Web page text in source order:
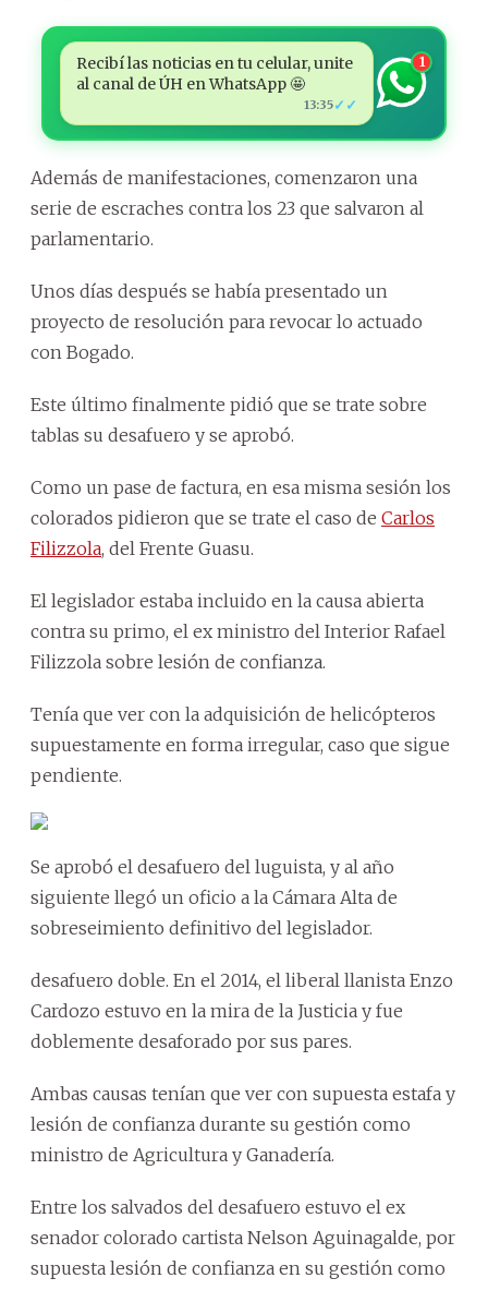
Recibí las noticias en tu celular, unite
al canal de ÚH en WhatsApp 🤩
13:35✓✓
1
Además de manifestaciones, comenzaron una
serie de escraches contra los 23 que salvaron al
parlamentario.
Unos días después se había presentado un
proyecto de resolución para revocar lo actuado
con Bogado.
Este último finalmente pidió que se trate sobre
tablas su desafuero y se aprobó.
Como un pase de factura, en esa misma sesión los
colorados pidieron que se trate el caso de Carlos
Filizzola, del Frente Guasu.
El legislador estaba incluido en la causa abierta
contra su primo, el ex ministro del Interior Rafael
Filizzola sobre lesión de confianza.
Tenía que ver con la adquisición de helicópteros
supuestamente en forma irregular, caso que sigue
pendiente.
Se aprobó el desafuero del luguista, y al año
siguiente llegó un oficio a la Cámara Alta de
sobreseimiento definitivo del legislador.
desafuero doble. En el 2014, el liberal llanista Enzo
Cardozo estuvo en la mira de la Justicia y fue
doblemente desaforado por sus pares.
Ambas causas tenían que ver con supuesta estafa y
lesión de confianza durante su gestión como
ministro de Agricultura y Ganadería.
Entre los salvados del desafuero estuvo el ex
senador colorado cartista Nelson Aguinagalde, por
supuesta lesión de confianza en su gestión como